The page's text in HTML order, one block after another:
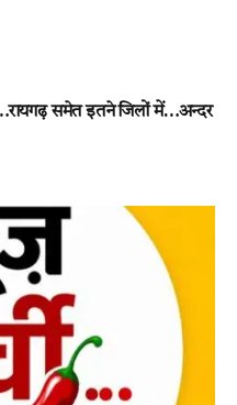
समेत इतने जिलों में…अन्दर